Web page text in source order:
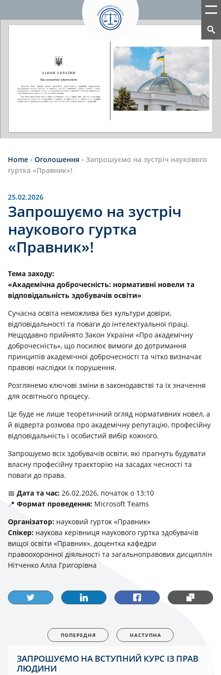
Home › Оголошення › Запрошуємо на зустріч наукового
гуртка «Правник»!
25.02.2026
Запрошуємо на зустріч
наукового гуртка
«Правник»!
Тема заходу:
«Академічна доброчесність: нормативні новели та
відповідальність здобувачів освіти»
Сучасна освіта неможлива без культури довіри,
відповідальності та поваги до інтелектуальної праці.
Нещодавно прийнято Закон України «Про академічну
доброчесність», що посилює вимоги до дотримання
принципів академічної доброчесності та чітко визначає
правові наслідки їх порушення.
Розглянемо ключові зміни в законодавстві та їх значення
для освітнього процесу.
Це буде не лише теоретичний огляд нормативних новел, а
й відверта розмова про академічну репутацію, професійну
відповідальність і особистий вибір кожного.
Запрошуємо всіх здобувачів освіти, які прагнуть будувати
власну професійну траєкторію на засадах чесності та
поваги до права.
📅 Дата та час: 26.02.2026, початок о 13:10
📍 Формат проведення: Microsoft Teams
Організатор: науковий гурток «Правник»
Спікер: наукова керівниця наукового гуртка здобувачів
вищої освіти «Правник», доцентка кафедри
правоохоронної діяльності та загальноправових дисциплін
Нітченко Алла Григорівна
ПОПЕРЕДНЯ НАСТУПНА
ЗАПРОШУЄМО НА ВСТУПНИЙ КУРС ІЗ ПРАВ
ЛЮДИНИ